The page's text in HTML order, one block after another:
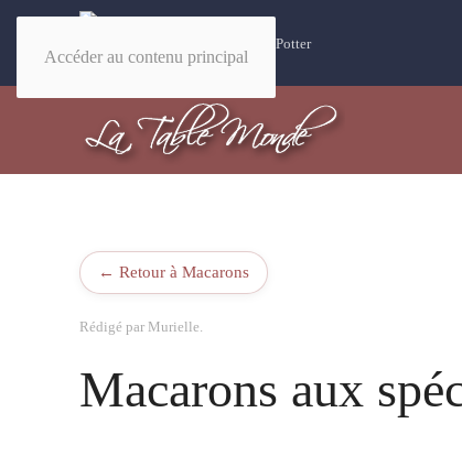
Accéder au contenu principal
32 recettes magiques Harry Potter
← Retour à Macarons
Rédigé par Murielle.
Macarons aux